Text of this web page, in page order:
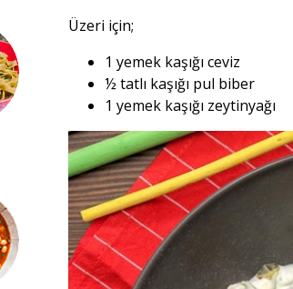
Üzeri için;
1 yemek kaşığı ceviz
½ tatlı kaşığı pul biber
1 yemek kaşığı zeytinyağı